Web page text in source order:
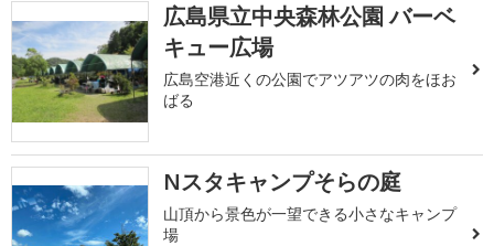
広島県立中央森林公園 バーベ
キュー広場
広島空港近くの公園でアツアツの肉をほお
ばる
Nスタキャンプそらの庭
山頂から景色が一望できる小さなキャンプ
場